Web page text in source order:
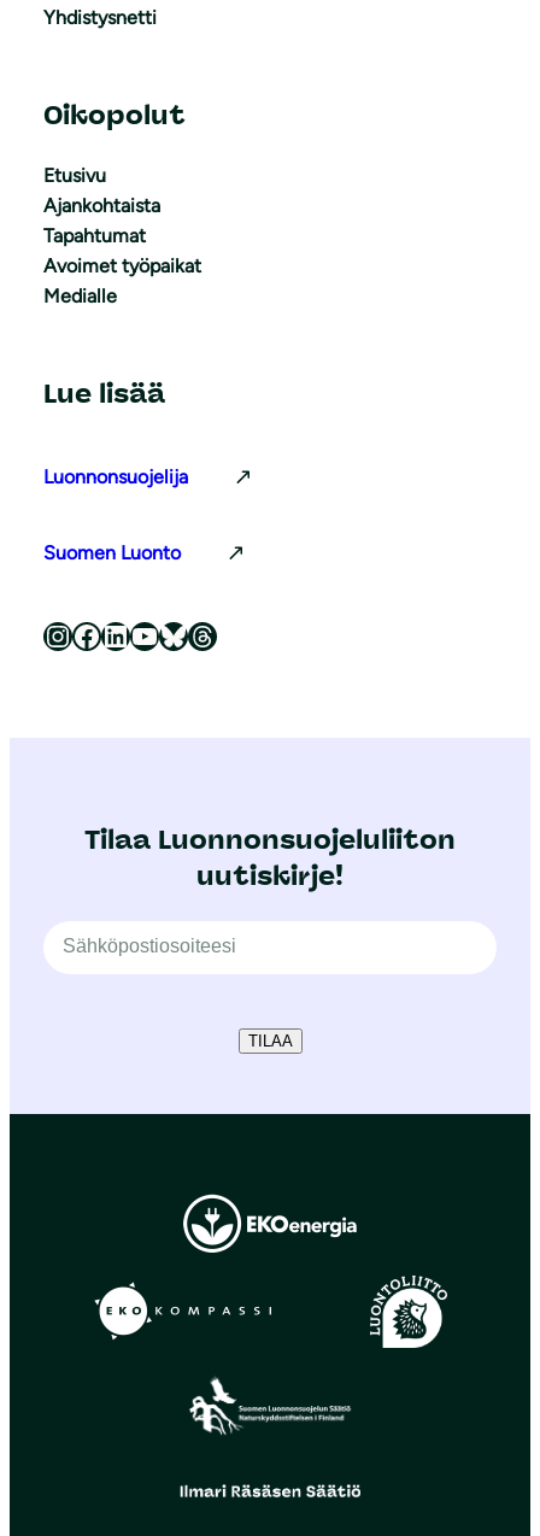
Yhdistysnetti
Oikopolut
Etusivu
Ajankohtaista
Tapahtumat
Avoimet työpaikat
Medialle
Lue lisää
Luonnonsuojelija
Suomen Luonto
Luonnonsuojeluliitto Instagramissa Luonnonsuojeluliitto Facebookissa Luonnonsuojeluliitto LinkedInissä Luonnonsuojeluliiton YouTube-kanava Luonnonsuojeluliitto Blueskyssa Luonnonsuojeluliitto Threadsissa
Tilaa Luonnonsuojeluliiton
uutiskirje!
TILAA